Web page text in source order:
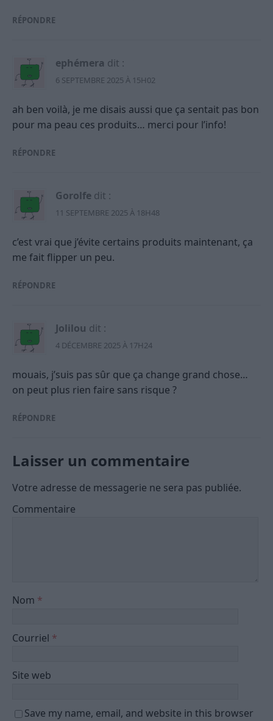
RÉPONDRE
ephémera dit :
6 SEPTEMBRE 2025 À 15H02
ah ben voilà, je me disais aussi que ça sentait pas bon
pour ma peau ces produits… merci pour l’info!
RÉPONDRE
Gorolfe dit :
11 SEPTEMBRE 2025 À 18H48
c’est vrai que j’évite certains produits maintenant, ça
me fait flipper un peu.
RÉPONDRE
Jolilou dit :
4 DÉCEMBRE 2025 À 17H24
mouais, j’suis pas sûr que ça change grand chose…
on peut plus rien faire sans risque ?
RÉPONDRE
Laisser un commentaire
Votre adresse de messagerie ne sera pas publiée.
Commentaire
Nom *
Courriel *
Site web
Save my name, email, and website in this browser